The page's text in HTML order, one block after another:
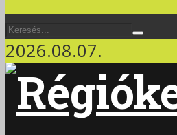
2026.08.07.